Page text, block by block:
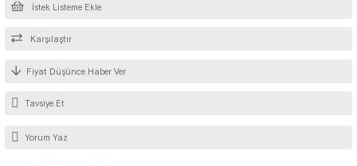
İstek Listeme Ekle
Karşılaştır
Fiyat Düşünce Haber Ver
Tavsiye Et
Yorum Yaz